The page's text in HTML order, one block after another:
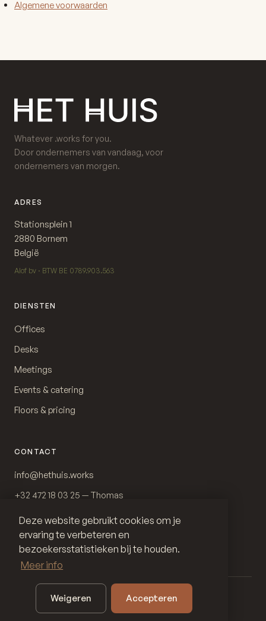
Deze website gebruikt cookies om je
ervaring te verbeteren en
bezoekersstatistieken bij te houden.
Meer info
Weigeren Accepteren
Algemene voorwaarden
Whatever .works for you.
Door ondernemers van vandaag, voor
ondernemers van morgen.
ADRES
Stationsplein 1
2880 Bornem
België
Alof bv · BTW BE 0789.903.563
DIENSTEN
Offices
Desks
Meetings
Events & catering
Floors & pricing
CONTACT
info@hethuis.works
+32 472 18 03 25 — Thomas
+32 474 28 98 23 — Gilles
Instagram
© 2026 Alof bv · Het Huis · Stationsplein 1, 2880 Bornem
Privacy·Cookies·Algemene voorwaarden Sitemap